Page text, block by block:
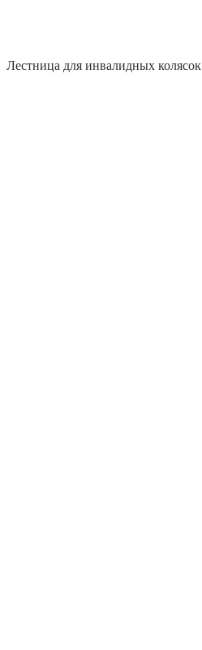
Лестница для инвалидных колясок